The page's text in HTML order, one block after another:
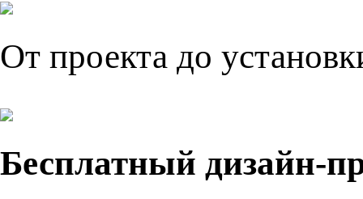
От проекта до
Бесплатный дизайн-